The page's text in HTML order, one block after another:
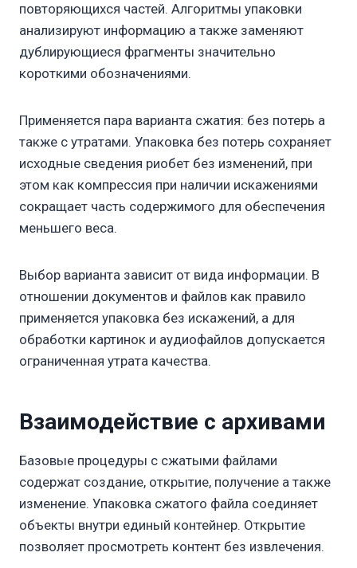
повторяющихся частей. Алгоритмы упаковки
анализируют информацию а также заменяют
дублирующиеся фрагменты значительно
короткими обозначениями.
Применяется пара варианта сжатия: без потерь а
также с утратами. Упаковка без потерь сохраняет
исходные сведения риобет без изменений, при
этом как компрессия при наличии искажениями
сокращает часть содержимого для обеспечения
меньшего веса.
Выбор варианта зависит от вида информации. В
отношении документов и файлов как правило
применяется упаковка без искажений, а для
обработки картинок и аудиофайлов допускается
ограниченная утрата качества.
Взаимодействие с архивами
Базовые процедуры с сжатыми файлами
содержат создание, открытие, получение а также
изменение. Упаковка сжатого файла соединяет
объекты внутри единый контейнер. Открытие
позволяет просмотреть контент без извлечения.